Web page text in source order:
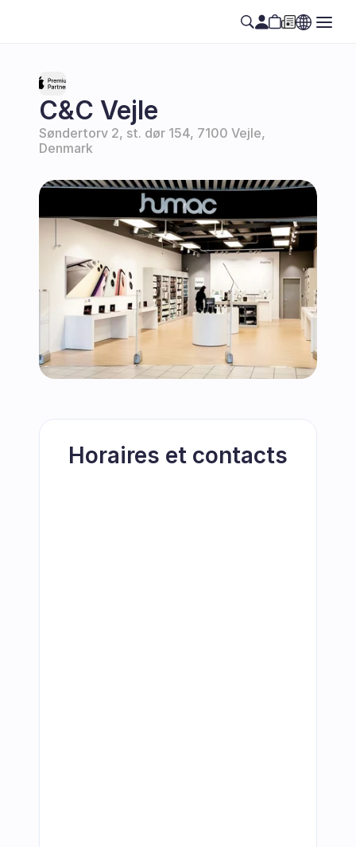
C&C Vejle
Søndertorv 2, st. dør 154, 7100 Vejle,
Denmark
Horaires et contacts